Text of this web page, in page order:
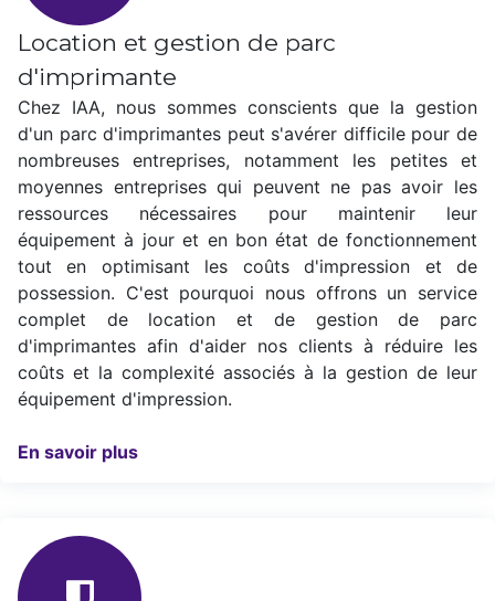
Location et gestion de parc
d'imprimante
Chez IAA, nous sommes conscients que la gestion
d'un parc d'imprimantes peut s'avérer difficile pour de
nombreuses entreprises, notamment les petites et
moyennes entreprises qui peuvent ne pas avoir les
ressources nécessaires pour maintenir leur
équipement à jour et en bon état de fonctionnement
tout en optimisant les coûts d'impression et de
possession. C'est pourquoi nous offrons un service
complet de location et de gestion de parc
d'imprimantes afin d'aider nos clients à réduire les
coûts et la complexité associés à la gestion de leur
équipement d'impression.
En savoir plus